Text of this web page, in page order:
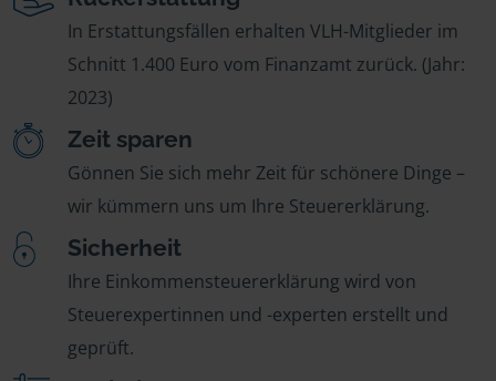
In Erstattungsfällen erhalten VLH-Mitglieder im
Schnitt 1.400 Euro vom Finanzamt zurück. (Jahr:
2023)
Zeit sparen
Gönnen Sie sich mehr Zeit für schönere Dinge –
wir kümmern uns um Ihre Steuererklärung.
Sicherheit
Ihre Einkommensteuererklärung wird von
Steuerexpertinnen und -experten erstellt und
geprüft.